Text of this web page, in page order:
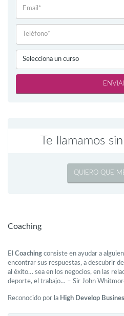
Selecciona un curso
Te llamamos
Coaching
El Coaching consiste en ayudar a
encontrar sus respuestas, a descubrir
al éxito… sea en los negocios, en las
deporte, el trabajo… – Sir John
Reconocido por la High Develop